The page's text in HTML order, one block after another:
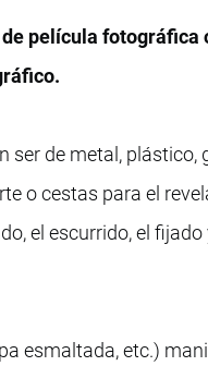
película fotográfica
ser de metal, plástico,
o cestas para el
el escurrido, el fijado
esmaltada, etc.)